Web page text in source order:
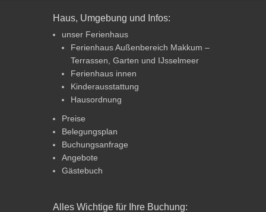
Haus, Umgebung und Infos:
unser Ferienhaus
Ferienhaus Außenbereich Makkum –
Terrassen, Garten und IJsselmeer
Ferienhaus innen
Kinderausstattung
Hausordnung
Preise
Belegungsplan
Buchungsanfrage
Angebote
Gästebuch
Alles Wichtige für Ihre Buchung: